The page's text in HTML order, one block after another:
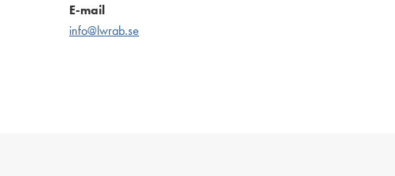
E-mail
info@lwrab.se